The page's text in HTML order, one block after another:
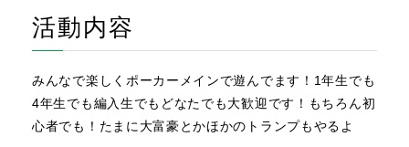
活動内容
みんなで楽しくポーカーメインで遊んでます！1年生でも
4年生でも編入生でもどなたでも大歓迎です！もちろん初
心者でも！たまに大富豪とかほかのトランプもやるよ